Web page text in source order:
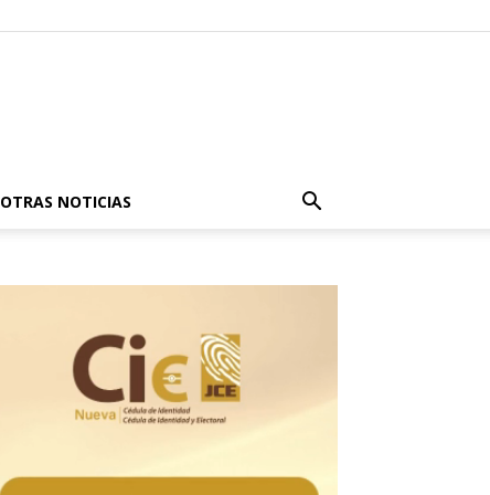
OTRAS NOTICIAS